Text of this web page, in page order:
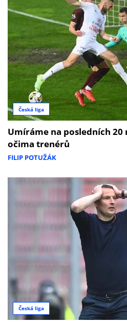
Česká liga
Umíráme na posledních
očima trenérů
FILIP POTUŽÁK
Česká liga